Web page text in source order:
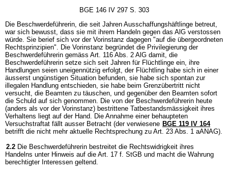
BGE 146 IV 297 S. 303
Die Beschwerdeführerin, die seit Jahren Ausschaffungshäftlinge betreut,
war sich bewusst, dass sie mit ihrem Handeln gegen das AlG verstossen
würde. Sie berief sich vor der Vorinstanz dagegen "auf die übergeordneten
Rechtsprinzipien". Die Vorinstanz begründet die Privilegierung der
Beschwerdeführerin gemäss Art. 116 Abs. 2 AlG damit, die
Beschwerdeführerin setze sich seit Jahren für Flüchtlinge ein, ihre
Handlungen seien uneigennützig erfolgt, der Flüchtling habe sich in einer
äusserst ungünstigen Situation befunden, sie habe sich spontan zur
illegalen Handlung entschieden, sie habe beim Grenzübertritt nicht
versucht, die Beamten zu täuschen, und gegenüber den Beamten sofort
die Schuld auf sich genommen. Die von der Beschwerdeführerin heute
(anders als vor der Vorinstanz) bestrittene Tatbestandsmässigkeit ihres
Verhaltens liegt auf der Hand. Die Annahme einer behaupteten
Versuchstraftat fällt ausser Betracht (der verwiesene BGE 119 IV 164
betrifft die nicht mehr aktuelle Rechtsprechung zu Art. 23 Abs. 1 aANAG).
2.2 Die Beschwerdeführerin bestreitet die Rechtswidrigkeit ihres
Handelns unter Hinweis auf die Art. 17 f. StGB und macht die Wahrung
berechtigter Interessen geltend.